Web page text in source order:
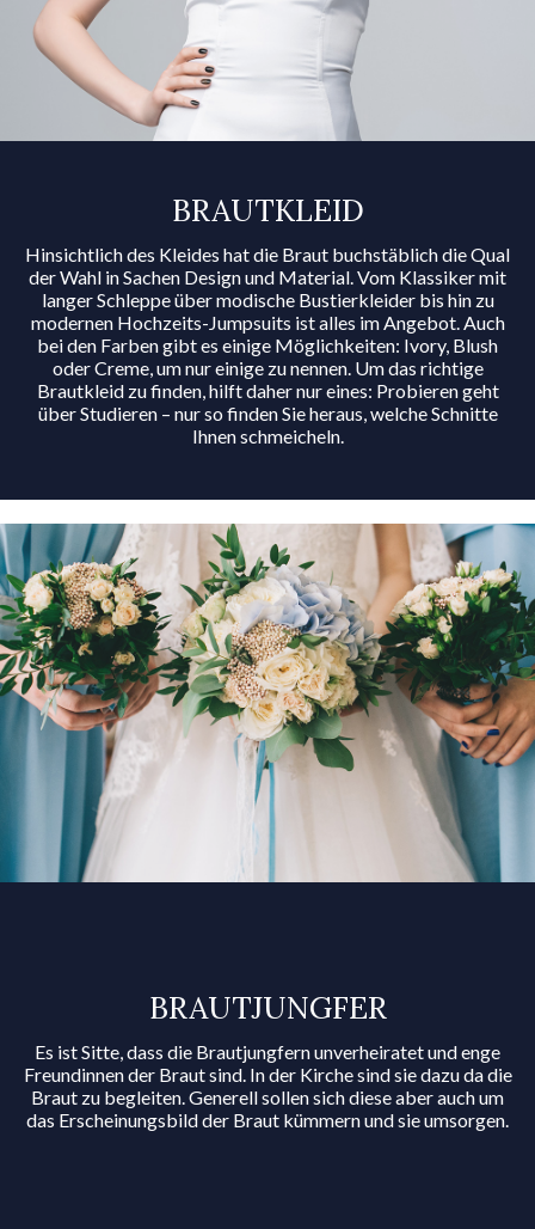
BRAUTKLEID
Hinsichtlich des Kleides hat die Braut buchstäblich die Qual
der Wahl in Sachen Design und Material. Vom Klassiker mit
langer Schleppe über modische Bustierkleider bis hin zu
modernen Hochzeits-Jumpsuits ist alles im Angebot. Auch
bei den Farben gibt es einige Möglichkeiten: Ivory, Blush
oder Creme, um nur einige zu nennen. Um das richtige
Brautkleid zu finden, hilft daher nur eines: Probieren geht
über Studieren – nur so finden Sie heraus, welche Schnitte
Ihnen schmeicheln.
BRAUT­JUNGFER
Es ist Sitte, dass die Brautjungfern unverheiratet und enge
Freundinnen der Braut sind. In der Kirche sind sie dazu da die
Braut zu begleiten. Generell sollen sich diese aber auch um
das Erscheinungsbild der Braut kümmern und sie umsorgen.